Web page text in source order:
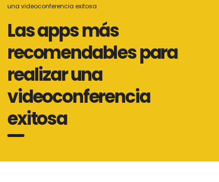
una videoconferencia exitosa
Las apps más
recomendables para
realizar una
videoconferencia
exitosa